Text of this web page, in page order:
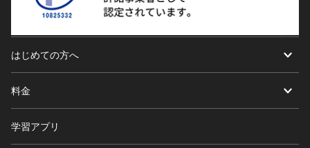
はじめての方へ
料金
学習アプリ